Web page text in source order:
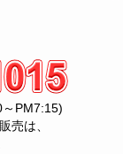
PM7:15)
売は、